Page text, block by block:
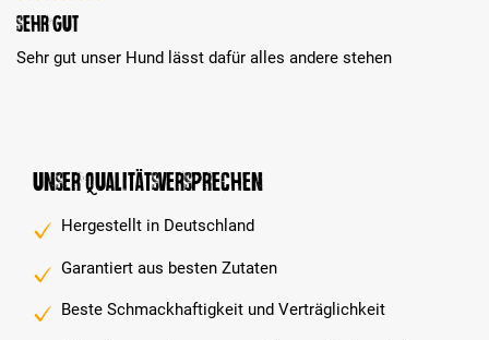
Bewertung mit 5 von 5 Sternen
sehr gut
Sehr gut unser Hund lässt dafür alles andere stehen
Unser Qualitätsversprechen
Hergestellt in Deutschland
Garantiert aus besten Zutaten
Beste Schmackhaftigkeit und Verträglichkeit